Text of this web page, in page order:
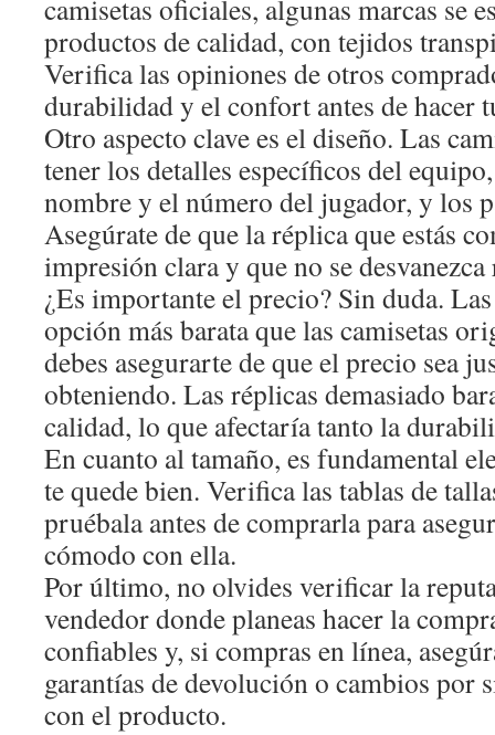
camisetas oficiales, algunas marcas se
productos de calidad, con tejidos
Verifica las opiniones de otros
durabilidad y el confort antes de hacer
Otro aspecto clave es el diseño. Las
tener los detalles específicos del
nombre y el número del jugador, y los
Asegúrate de que la réplica que estás
impresión clara y que no se
¿Es importante el precio? Sin duda.
opción más barata que las camisetas
debes asegurarte de que el precio sea
obteniendo. Las réplicas demasiado
calidad, lo que afectaría tanto la
En cuanto al tamaño, es fundamental
te quede bien. Verifica las tablas de
pruébala antes de comprarla para
cómodo con ella.
Por último, no olvides verificar la
vendedor donde planeas hacer la
confiables y, si compras en línea,
garantías de devolución o cambios por
con el producto.